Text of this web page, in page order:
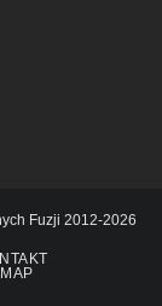
Fuzji 2012-2026